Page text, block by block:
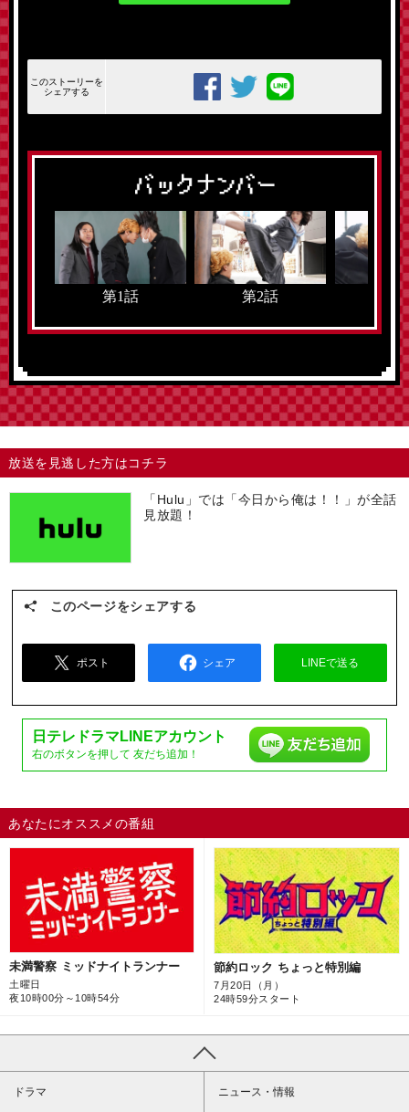
このストーリーを
シェアする
第1話 第2話 第
放送を見逃した方はコチラ
「Hulu」では「今日から俺は！！」が全話
見放題！
このページをシェアする
ポスト シェア LINEで送る
日テレドラマ LINEアカウント
右のボタンを押して 友だち追加！
あなたにオススメの番組
未満警察 ミッドナイトランナー
土曜日
夜10時00分～10時54分
節約ロック ちょっと特別編
7月20日（月）
24時59分スタート
ドラマ ニュース・情報